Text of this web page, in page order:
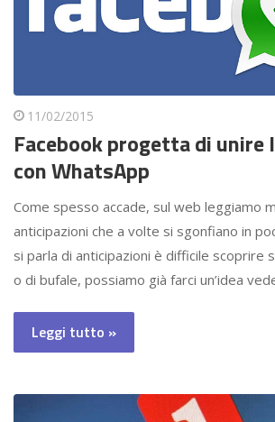
11/02/2015
Facebook progetta di unire
con WhatsApp
Come spesso accade, sul web leggiamo
anticipazioni che a volte si sgonfiano in
si parla di anticipazioni è difficile scoprire
o di bufale, possiamo già farci un’idea
Leggi tutto »